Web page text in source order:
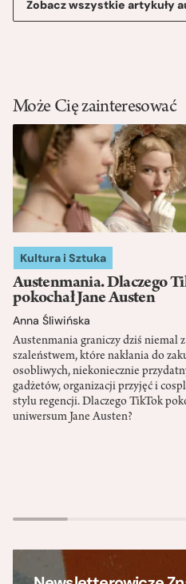
Zobacz wszystkie artykuły
Może Cię zainteresować
Kultura i Sztuka
Austenmania. Dlaczego
pokochał Jane Austen
Anna Śliwińska
Austenmania graniczy dziś niemal z
szaleństwem, które nakłania do
osobliwych, niekoniecznie
gadżetów, organizacji przyjęć i
stylu regencji. Dlaczego TikTok
uniwersum Jane Austen?